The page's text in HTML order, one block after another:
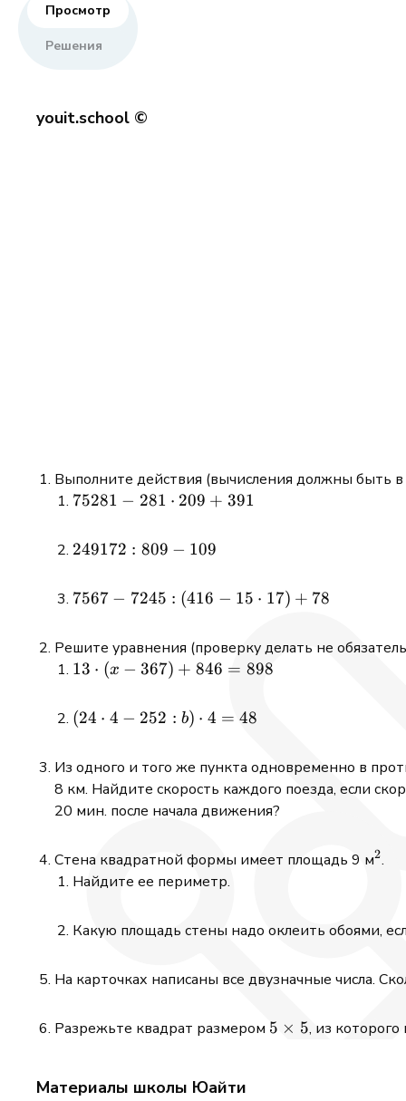
Просмотр
Решения
youit.school ©
Выполните действия (вычисления должны быть в
75281 -
209 +
75281 − 281 ⋅ 209 + 391
249172
109
249172 : 809 − 109
7567 -
15\cdot
17) +
7567 − 7245 : (416 − 15 ⋅ 17) + 78
Решите уравнения (проверку делать не
13\cdot(x
846 =
898
13 ⋅ (x − 367) + 846 = 898
(24\cdot
4 = 48
(24 ⋅ 4 − 252 : b) ⋅ 4 = 48
Из одного и того же пункта одновременно в
8 км. Найдите скорость каждого поезда, если
20 мин. после начала движения?
Стена квадратной формы имеет площадь 9 м^2
2.
Найдите ее периметр.
Какую площадь стены надо оклеить обоями,
На карточках написаны все двузначные числа.
Разрежьте квадрат размером 5\times
5 × 5, из
Материалы школы Юайти